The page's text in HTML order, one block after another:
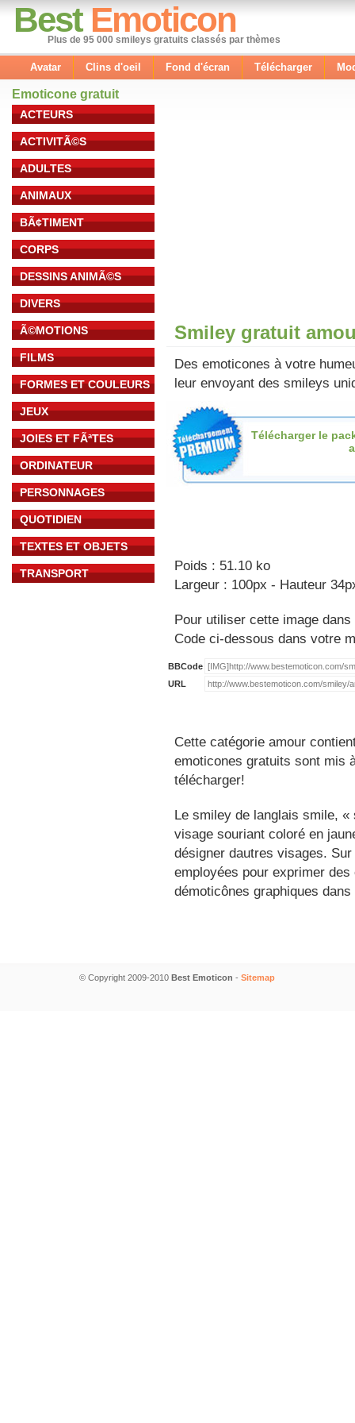
Best Emoticon
Plus de 95 000 smileys gratuits classés par thèmes
Avatar Clins d'oeil Fond d'écran Télécharger
Emoticone gratuit
ACTEURS
ACTIVITÃ©S
ADULTES
ANIMAUX
BÃ¢TIMENT
CORPS
DESSINS ANIMÃ©S
DIVERS
Ã©MOTIONS
FILMS
FORMES ET COULEURS
JEUX
JOIES ET FÃªTES
ORDINATEUR
PERSONNAGES
QUOTIDIEN
TEXTES ET OBJETS
TRANSPORT
Smiley gratuit
Des emoticones à votre
leur envoyant des smileys
Télécharger le
Poids : 51.10 ko
Largeur : 100px - Hauteur
Pour utiliser cette image
Code ci-dessous dans votre
BBCode
URL
Cette catégorie amour
emoticones gratuits sont mis
télécharger!
Le smiley de langlais smile,
visage souriant coloré en
désigner dautres visages.
employées pour exprimer
démoticônes graphiques
© Copyright 2009-2010 Best Emoticon - Sitemap